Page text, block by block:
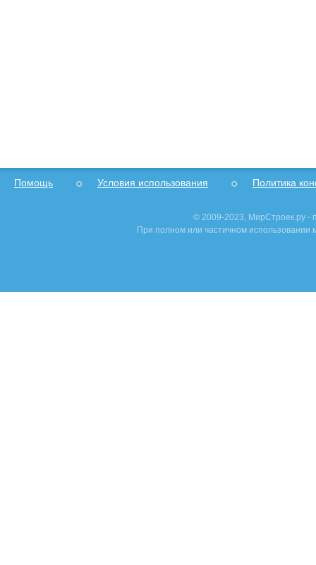
Помощь Условия использования Политика
© 2009-2023, МирСтроек.ру -
При полном или частичном использовании